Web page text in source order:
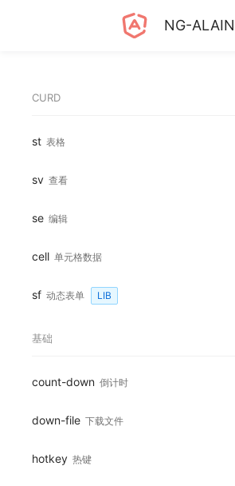
NG-ALAIN
CURD
st 表格
sv 查看
se 编辑
cell 单元格数据
sf 动态表单 LIB
基础
count-down 倒计时
down-file 下载文件
hotkey 热键